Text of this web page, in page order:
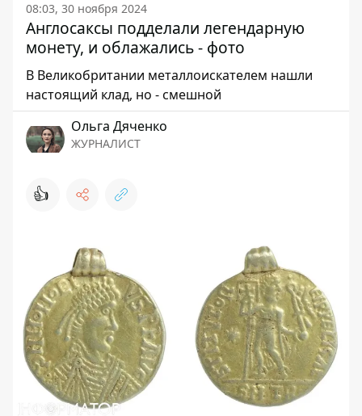
08:03, 30 ноября 2024
Англосаксы подделали легендарную
монету, и облажались - фото
В Великобритании металлоискателем нашли
настоящий клад, но - смешной
Ольга Дяченко
ЖУРНАЛИСТ
👍